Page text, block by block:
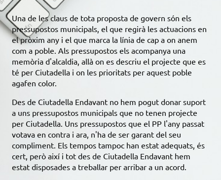
Una de les claus de tota proposta de govern són els
pressupostos municipals, el que regirà les actuacions en
el pròxim any i el que marca la línia de cap a on anem
com a poble. Als pressupostos els acompanya una
memòria d'alcaldia, allà on es descriu el projecte que es
té per Ciutadella i on les prioritats per aquest poble
agafen color.
Des de Ciutadella Endavant no hem pogut donar suport
a uns pressupostos municipals que no tenen projecte
per Ciutadella. Uns pressupostos que el PP l'any passat
votava en contra i ara, n'ha de ser garant del seu
compliment. Els tempos tampoc han estat adequats, és
cert, però així i tot des de Ciutadella Endavant hem
estat disposades a treballar per arribar a un acord.